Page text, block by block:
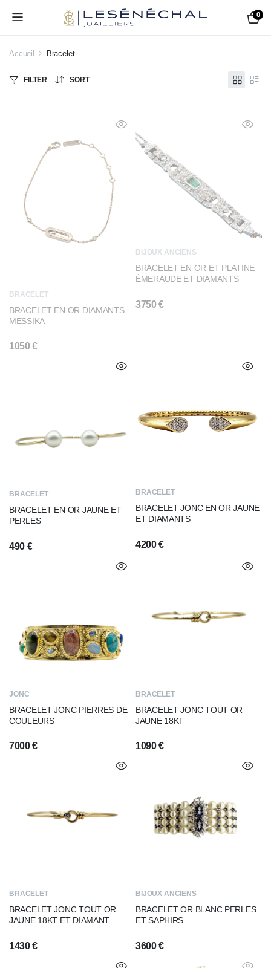
0
Accueil Bracelet
FILTER SORT
BRACELET
BRACELET EN OR DIAMANTS
MESSIKA
1050€
BIJOUX ANCIENS
BRACELET EN OR ET PLATINE
ÉMERAUDE ET DIAMANTS
3750€
BRACELET
BRACELET EN OR JAUNE ET
PERLES
490 €
BRACELET
BRACELET JONC EN OR JAUNE
ET DIAMANTS
4200€
JONC
BRACELET JONC PIERRES DE
COULEURS
7000€
BRACELET
BRACELET JONC TOUT OR
JAUNE 18KT
1090€
BRACELET
BRACELET JONC TOUT OR
JAUNE 18KT ET DIAMANT
1430€
BIJOUX ANCIENS
BRACELET OR BLANC PERLES
ET SAPHIRS
3600€